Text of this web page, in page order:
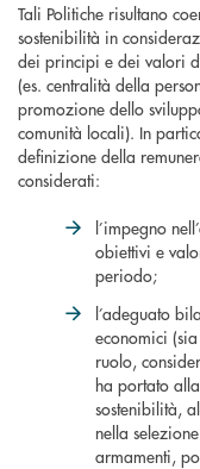
Tali Politiche risultano
sostenibilità in
dei principi e dei valori
(es. centralità della
promozione dello
comunità locali). In
definizione della
considerati:
l’impegno
obiettivi e
periodo;
l’adeguato
economici
ruolo,
ha portato
sostenibilità,
nella
armamenti,